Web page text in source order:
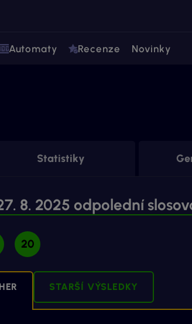
Automaty Recenze Novinky
Statistiky
8. 2025 odpolední
20
STARŠÍ VÝSLEDKY